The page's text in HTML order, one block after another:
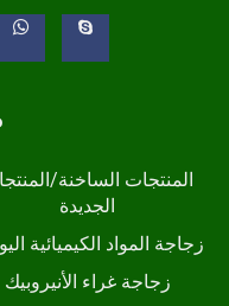
المنتجات الساخنة/
الجديدة
زجاجة المواد الكيميائية
زجاجة غراء الأنيروبيك